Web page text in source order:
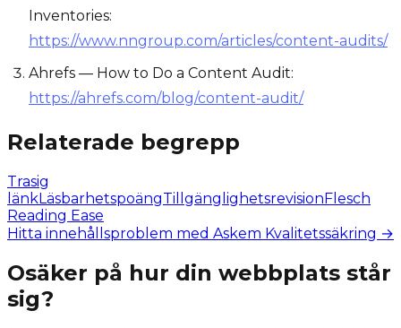
Inventories:
https://www.nngroup.com/articles/content-audits/
Ahrefs — How to Do a Content Audit:
https://ahrefs.com/blog/content-audit/
Relaterade begrepp
Trasig
länkLäsbarhetspoängTillgänglighetsrevisionFlesch
Reading Ease
Hitta innehållsproblem med Askem Kvalitetssäkring →
Osäker på hur din webbplats står
sig?